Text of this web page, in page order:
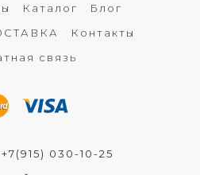
Каталог
Блог
Контакты
связь
030-10-25